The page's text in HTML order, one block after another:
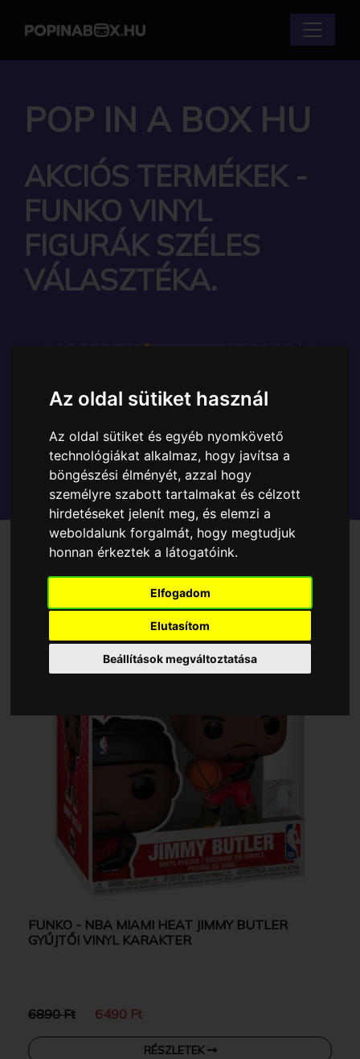
Az oldal sütiket használ
Az oldal sütiket és egyéb nyomkövető
technológiákat alkalmaz, hogy javítsa a
böngészési élményét, azzal hogy
személyre szabott tartalmakat és célzott
hirdetéseket jelenít meg, és elemzi a
weboldalunk forgalmát, hogy megtudjuk
honnan érkeztek a látogatóink.
Elfogadom
Elutasítom
Beállítások megváltoztatása
POP IN A BOX HU
AKCIÓS TERMÉKEK -
FUNKO VINYL
FIGURÁK SZÉLES
VÁLASZTÉKA.
FUNKO - NBA MIAMI HEAT JIMMY BUTLER
GYŰJTŐI VINYL KARAKTER
6890 Ft 6490 Ft
RÉSZLETEK